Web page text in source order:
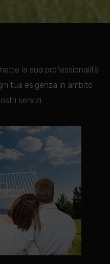
la sua professionalità
tua esigenza in ambito
servizi.